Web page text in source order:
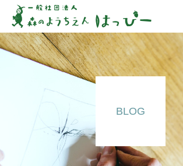
BLOG
はっぴーについて
はっぴーの保育
お知らせ
ブログ